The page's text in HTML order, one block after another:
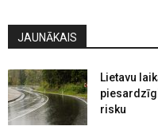
JAUNĀKAIS
Lietavu
risku